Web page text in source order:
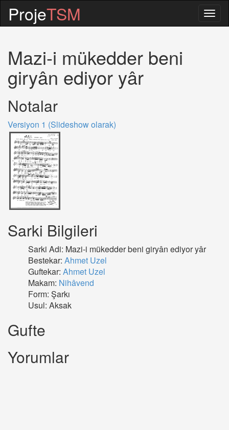
ProjeTSM
Mazi-i mükedder beni
giryân ediyor yâr
Notalar
Versiyon 1 (Slideshow olarak)
Sarki Bilgileri
Sarki Adi: Mazi-i mükedder beni giryân ediyor yâr
Bestekar: Ahmet Uzel
Guftekar: Ahmet Uzel
Makam: Nihâvend
Form: Şarkı
Usul: Aksak
Gufte
Yorumlar